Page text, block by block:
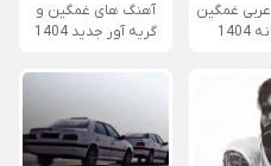
غمگین
آهنگ های غمگین و
گریه آور جدید 1404